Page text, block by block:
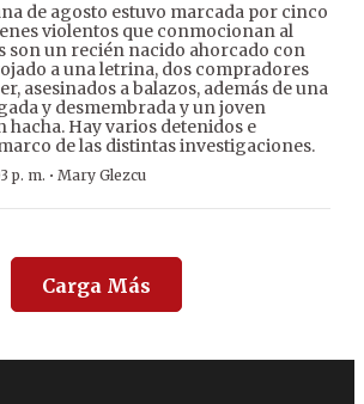
de agosto estuvo marcada por cinco
violentos que conmocionan al
son un recién nacido ahorcado con
a una letrina, dos compradores
asesinados a balazos, además de una
y desmembrada y un joven
hacha. Hay varios detenidos e
de las distintas investigaciones.
p. m. · Mary Glezcu
Carga Más